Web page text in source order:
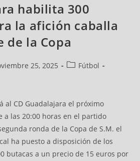
habilita 300
la afición caballa
de la Copa
25, 2025
Fútbol
al CD Guadalajara el próximo
a las 20:00 horas en el partido
ronda de la Copa de S.M. el
ha puesto a disposición de los
butacas a un precio de 15 euros por